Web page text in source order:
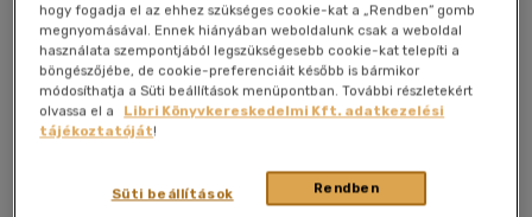
hogy fogadja el az ehhez szükséges cookie-kat a „Rendben” gomb
megnyomásával. Ennek hiányában weboldalunk csak a weboldal
használata szempontjából legszükségesebb cookie-kat telepíti a
böngészőjébe, de cookie-preferenciáit később is bármikor
módosíthatja a Süti beállítások menüpontban. További részletekért
olvassa el a
Libri Könyvkereskedelmi Kft. adatkezelési
tájékoztatóját!
Rendben
Süti beállítások